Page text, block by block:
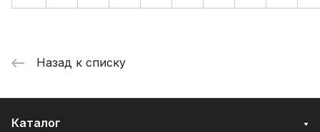
Назад к списку
Каталог